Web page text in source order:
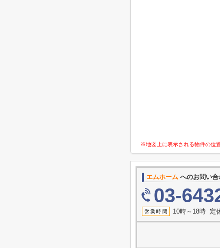
※地図上に表示される物件の位
エムホーム へのお問い
03-
10時～18時 定